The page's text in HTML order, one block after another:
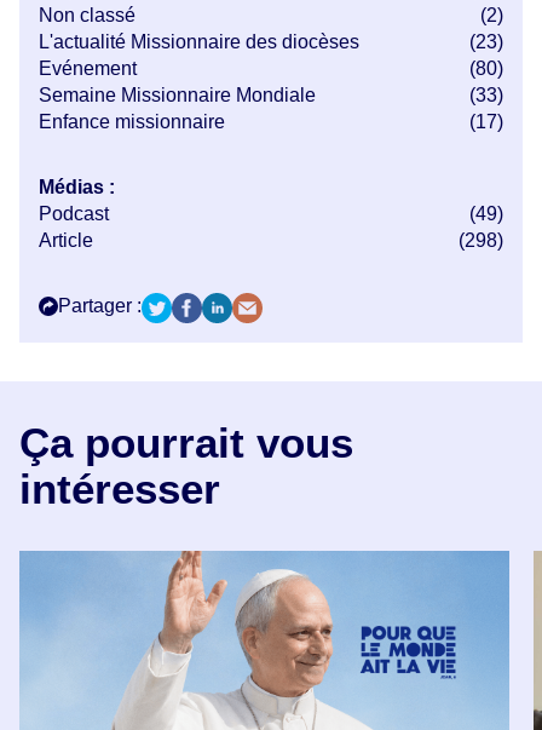
Non classé
(2)
L'actualité Missionnaire des diocèses
(23)
Evénement
(80)
Semaine Missionnaire Mondiale
(33)
Enfance missionnaire
(17)
Médias :
Podcast
(49)
Article
(298)
Partager :
Ça pourrait vous
intéresser